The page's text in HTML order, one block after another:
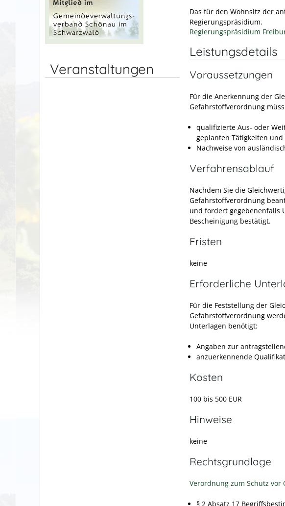
Veranstaltungen
Das für den Wohnsitz der
Regierungspräsidium.
Regierungspräsidium
Leistungsdetails
Voraussetzungen
Für die Anerkennung der
Gefahrstoffverordnung
qualifizierte Aus- oder
geplanten Tätigkeiten
Nachweise von
Verfahrensablauf
Nachdem Sie die
Gefahrstoffverordnung
und fordert gegebenenfalls
Bescheinigung bestätigt.
Fristen
keine
Erforderliche
Für die Feststellung der
Gefahrstoffverordnung
Unterlagen benötigt:
Angaben zur
anzuerkennende
Kosten
100 bis 500 EUR
Hinweise
keine
Rechtsgrundlage
Verordnung zum Schutz vor
§ 2 Absatz 17